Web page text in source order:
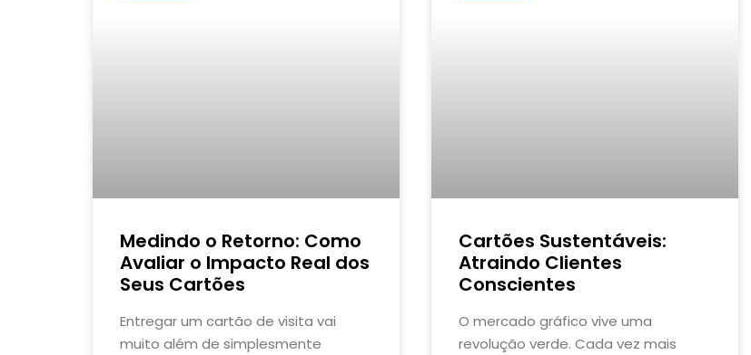
Medindo o Retorno: Como
Avaliar o Impacto Real dos
Seus Cartões
Entregar um cartão de visita vai
muito além de simplesmente
Cartões Sustentáveis:
Atraindo Clientes
Conscientes
O mercado gráfico vive uma
revolução verde. Cada vez mais